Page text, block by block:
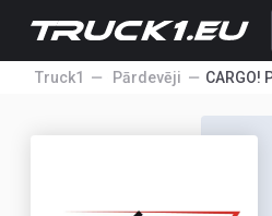
Truck1 Pārdevēji CARGO!